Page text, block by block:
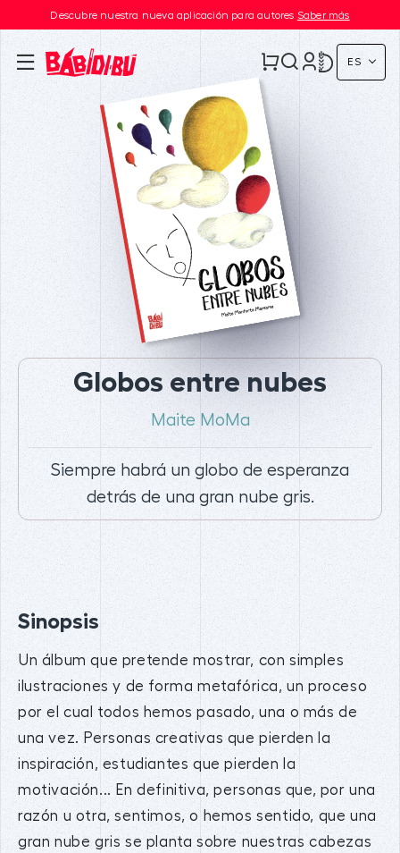
Descubre nuestra nueva aplicación para autores Saber más
ES
Globos entre nubes
Maite MoMa
Siempre habrá un globo de esperanza
detrás de una gran nube gris.
Sinopsis
Un álbum que pretende mostrar, con simples
ilustraciones y de forma metafórica, un proceso
por el cual todos hemos pasado, una o más de
una vez. Personas creativas que pierden la
inspiración, estudiantes que pierden la
motivación... En definitiva, personas que, por una
razón u otra, sentimos, o hemos sentido, que una
gran nube gris se planta sobre nuestras cabezas